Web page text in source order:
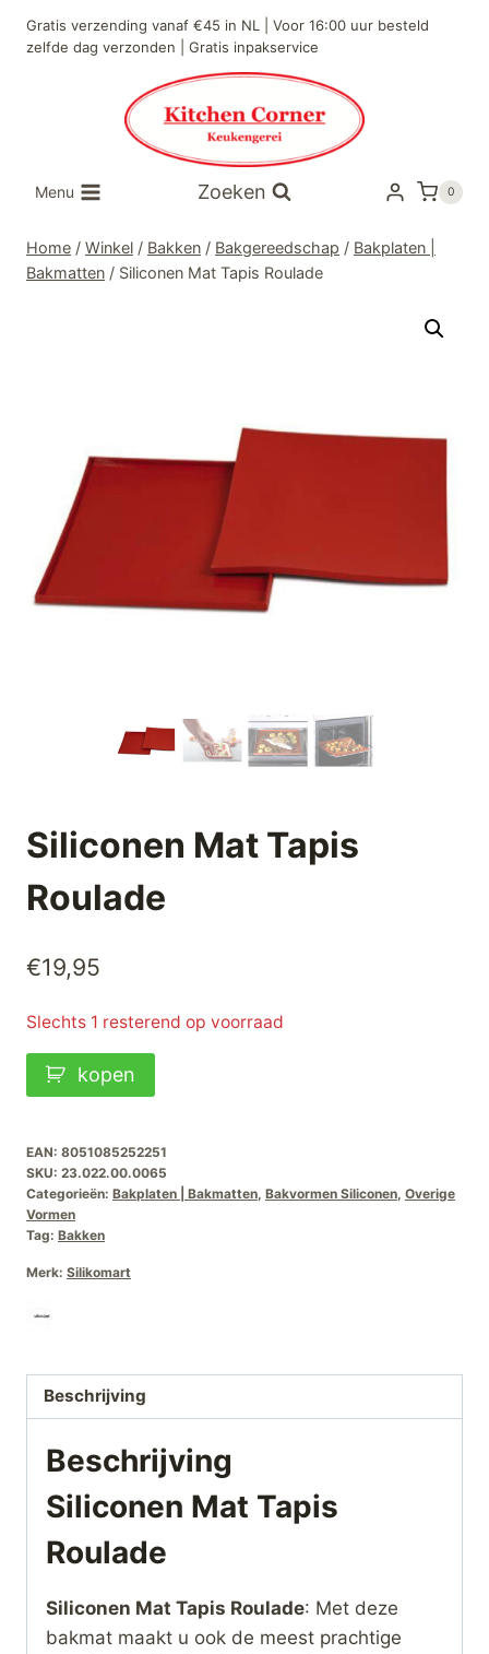
naar
Gratis verzending vanaf €45 in NL | Voor 16:00 uur besteld
zelfde dag verzonden | Gratis inpakservice
Menu Zoeken 0
Home / Winkel / Bakken / Bakgereedschap / Bakplaten |
Bakmatten / Siliconen Mat Tapis Roulade
Siliconen Mat Tapis
Roulade
€19,95
Slechts 1 resterend op voorraad
Siliconen
Mat
Roulade
aantal
kopen
EAN: 8051085252251
SKU: 23.022.00.0065
Categorieën: Bakplaten | Bakmatten, Bakvormen Siliconen, Overige
Vormen
Tag: Bakken
Merk: Silikomart
Beschrijving
Beschrijving
Siliconen Mat Tapis
Roulade
Siliconen Mat Tapis Roulade: Met deze
bakmat maakt u ook de meest prachtige